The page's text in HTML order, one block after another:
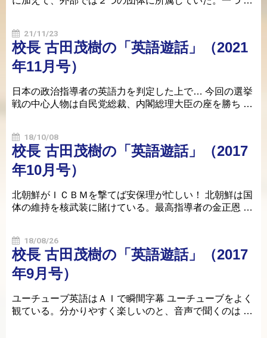
21/11/23
校長 古田茂樹の「英語遊話」（2021
年11月号）
日本の政治指導者の英語力を判定した上で… 今回の選挙
戦の中心人物は自民党総裁、内閣総理大臣の座を勝ち …
18/10/08
校長 古田茂樹の「英語遊話」（2017
年10月号）
北朝鮮がＩＣＢＭを撃てば安保理が忙しい！ 北朝鮮は国
体の維持を核武装に賭けている。最高指導者の金正恩 …
18/08/26
校長 古田茂樹の「英語遊話」（2017
年9月号）
ユーチューブ英語はＡＩで瞬間字幕 ユーチューブをよく
観ている。分かりやすく楽しいのと、音声で聞くのは …